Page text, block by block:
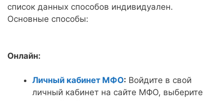
список данных способов индивидуален.
Основные способы:
Онлайн:
Личный кабинет МФО: Войдите в свой
личный кабинет на сайте МФО, выберите